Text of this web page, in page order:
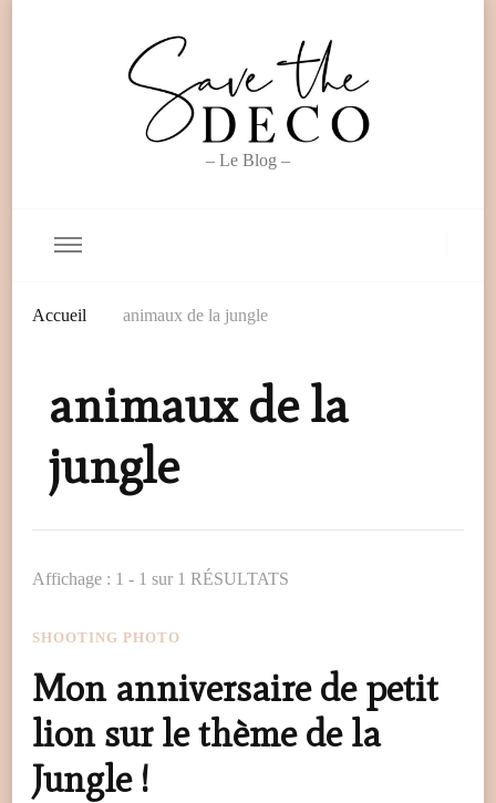
– Le Blog –
Accueil animaux de la jungle
animaux de la
jungle
Affichage : 1 - 1 sur 1 RÉSULTATS
SHOOTING PHOTO
Mon anniversaire de petit
lion sur le thème de la
Jungle !